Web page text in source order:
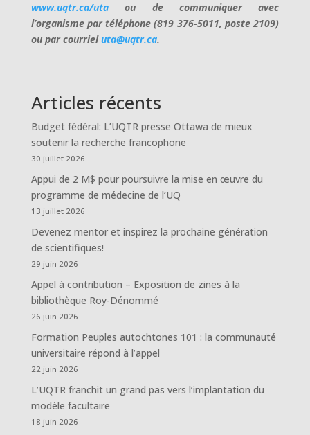
www.uqtr.ca/uta
ou de communiquer avec
l’organisme par téléphone (819 376-5011, poste 2109)
ou par courrieluta@uqtr.ca.
Articles récents
Budget fédéral: L’UQTR presse Ottawa de mieux
soutenir la recherche francophone
30 juillet 2026
Appui de 2 M$ pour poursuivre la mise en œuvre du
programme de médecine de l’UQ
13 juillet 2026
Devenez mentor et inspirez la prochaine génération
de scientifiques!
29 juin 2026
Appel à contribution – Exposition de zines à la
bibliothèque Roy-Dénommé
26 juin 2026
Formation Peuples autochtones 101 : la communauté
universitaire répond à l’appel
22 juin 2026
L’UQTR franchit un grand pas vers l’implantation du
modèle facultaire
18 juin 2026